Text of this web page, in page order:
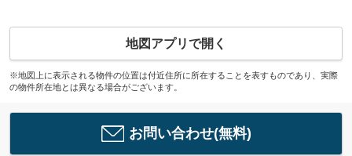
地図アプリで開く
※地図上に表示される物件の位置は付近住所に所在することを表すものであり、実際
の物件所在地とは異なる場合がございます。
お問い合わせ(無料)